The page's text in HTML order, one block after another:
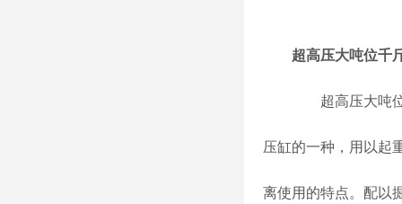
超高压大吨位千
超高压大吨
压缸的一种，用以起
离使用的特点。配以